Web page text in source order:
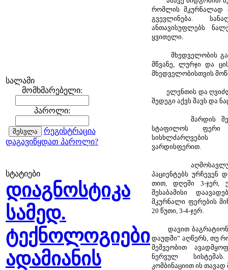
სალამი
მომხმარებელი:
პაროლი:
რეგისტრაცია
დაგავიწყდათ პაროლი?
სტატიები
დიაგნოსტიკა
სამედ.
ტექნოლოგიები
ადამიანის
რომლის მკურნალად
გვევლინება.
ანთავისუფლებს
ყვითელი.
მხედველობის
მწვანე, ლურჯი და
მხედველობისთვის
ელენთის და
შედეგი აქვს შავს და
შარდის
სტაფილოს
ვარდისფერით.
აღმოსავლური
პაციენტებს ურჩევენ
თით, დღეში 3-ჯერ,
შესაბამისი
მკურნალი ფერების
20 წუთი, 3-4-ჯერ.
დავით ბაგრატიონი
დაუდში” აღწერს, თუ
მეშვეობით
ნერვულ
კომბინაციით ის